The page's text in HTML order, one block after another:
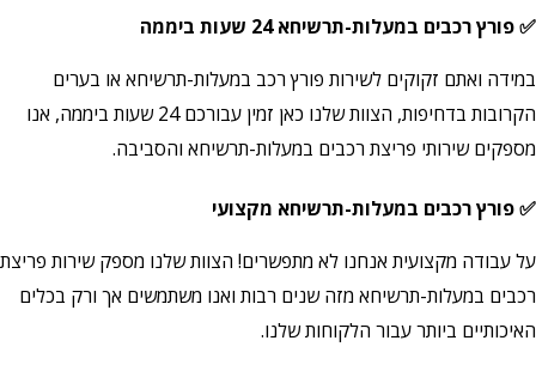
✅ פורץ רכבים במעלות-תרשיחא 24 שעות ביממה
במידה ואתם זקוקים לשירות פורץ רכב במעלות-תרשיחא או בערים
הקרובות בדחיפות, הצוות שלנו כאן זמין עבורכם 24 שעות ביממה, אנו
מספקים שירותי פריצת רכבים במעלות-תרשיחא והסביבה.
✅ פורץ רכבים במעלות-תרשיחא מקצועי
על עבודה מקצועית אנחנו לא מתפשרים! הצוות שלנו מספק שירות פריצת
רכבים במעלות-תרשיחא מזה שנים רבות ואנו משתמשים אך ורק בכלים
האיכותיים ביותר עבור הלקוחות שלנו.